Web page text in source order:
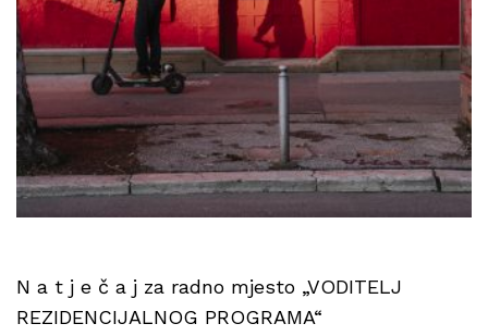
N a t j e č a j za radno mjesto „VODITELJ
REZIDENCIJALNOG PROGRAMA“